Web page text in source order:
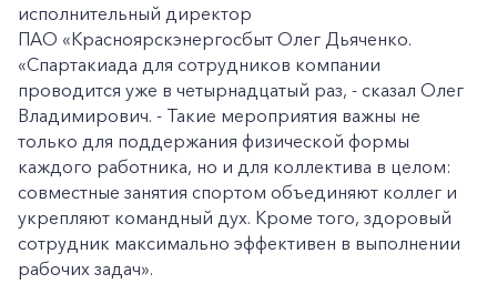
исполнительный директор
ПАО «Красноярскэнергосбыт Олег Дьяченко.
«Спартакиада для сотрудников компании
проводится уже в четырнадцатый раз, - сказал Олег
Владимирович. - Такие мероприятия важны не
только для поддержания физической формы
каждого работника, но и для коллектива в целом:
совместные занятия спортом объединяют коллег и
укрепляют командный дух. Кроме того, здоровый
сотрудник максимально эффективен в выполнении
рабочих задач».